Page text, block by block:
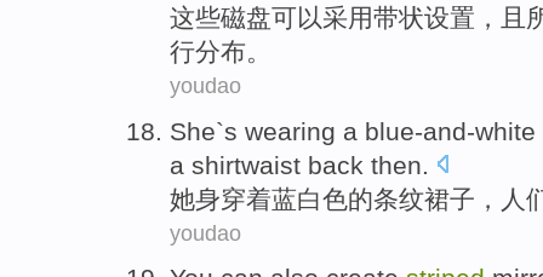
这些磁盘可以采用带状设置，且
行分布。
youdao
She`s wearing a blue-and-white
a shirtwaist back then.
她身穿着蓝白色的条纹裙子 ， 人
youdao